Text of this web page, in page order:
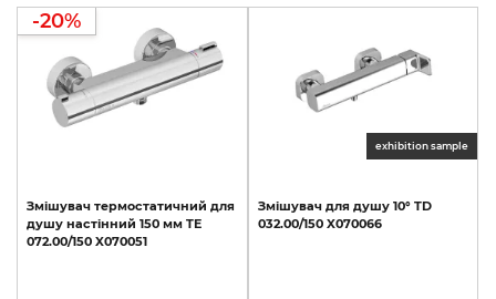
-20%
Змішувач термостатичний для
душу настінний 150 мм TE
072.00/150 X070051
exhibition sample
Змішувач для душу 10° TD
032.00/150 X070066